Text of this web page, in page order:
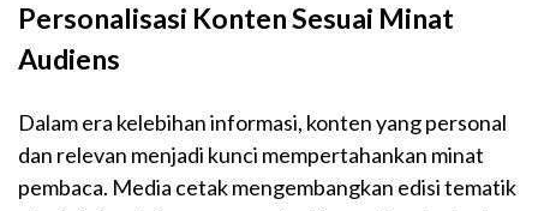
Personalisasi Konten Sesuai Minat
Audiens
Dalam era kelebihan informasi, konten yang personal
dan relevan menjadi kunci mempertahankan minat
pembaca. Media cetak mengembangkan edisi tematik